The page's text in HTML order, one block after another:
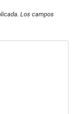
Los campos